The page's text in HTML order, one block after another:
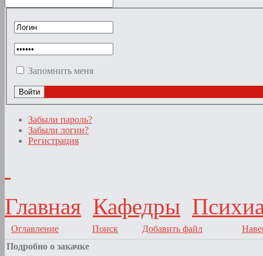
Запомнить меня
Забыли пароль?
Забыли логин?
Регистрация
Главная Кафедры
Оглавление Поиск Добавить файл
Подробно о закачке